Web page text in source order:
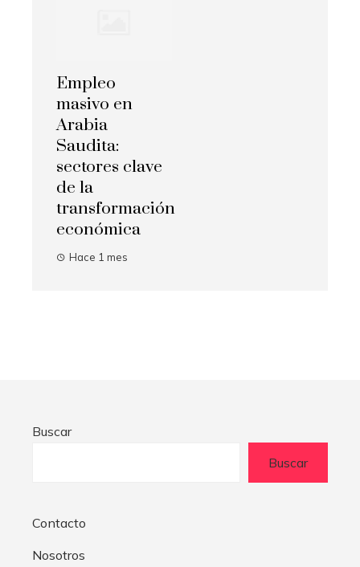
Empleo
masivo en
Arabia
Saudita:
sectores clave
de la
transformación
económica
Hace 1 mes
Buscar
Buscar
Contacto
Nosotros